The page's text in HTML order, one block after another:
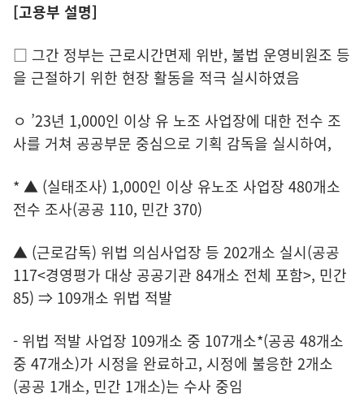
[고용부 설명]
□ 그간 정부는 근로시간면제 위반, 불법 운영비원조 등
을 근절하기 위한 현장 활동을 적극 실시하였음
ㅇ ’23년 1,000인 이상 유 노조 사업장에 대한 전수 조
사를 거쳐 공공부문 중심으로 기획 감독을 실시하여,
* ▲ (실태조사) 1,000인 이상 유노조 사업장 480개소
전수 조사(공공 110, 민간 370)
▲ (근로감독) 위법 의심사업장 등 202개소 실시(공공
117<경영평가 대상 공공기관 84개소 전체 포함>, 민간
85) ⇒ 109개소 위법 적발
- 위법 적발 사업장 109개소 중 107개소*(공공 48개소
중 47개소)가 시정을 완료하고, 시정에 불응한 2개소
(공공 1개소, 민간 1개소)는 수사 중임